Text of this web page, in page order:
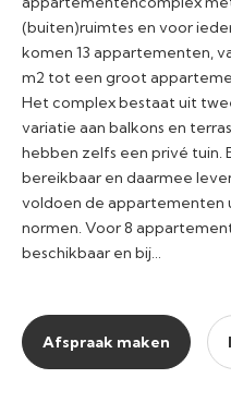
(buiten)ruimtes en voor
komen 13 appartementen,
m2 tot een groot
Het complex bestaat uit
variatie aan balkons en
hebben zelfs een privé tuin.
bereikbaar en daarmee
voldoen de appartementen
normen. Voor 8
beschikbaar en bij…
Afspraak maken